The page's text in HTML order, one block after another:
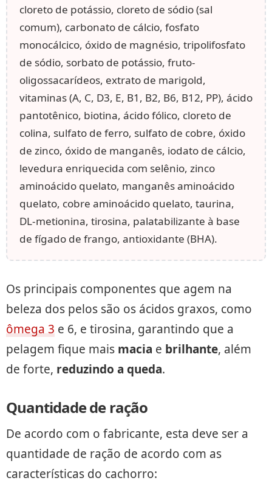
cloreto de potássio, cloreto de sódio (sal
comum), carbonato de cálcio, fosfato
monocálcico, óxido de magnésio, tripolifosfato
de sódio, sorbato de potássio, fruto-
oligossacarídeos, extrato de marigold,
vitaminas (A, C, D3, E, B1, B2, B6, B12, PP), ácido
pantotênico, biotina, ácido fólico, cloreto de
colina, sulfato de ferro, sulfato de cobre, óxido
de zinco, óxido de manganês, iodato de cálcio,
levedura enriquecida com selênio, zinco
aminoácido quelato, manganês aminoácido
quelato, cobre aminoácido quelato, taurina,
DL-metionina, tirosina, palatabilizante à base
de fígado de frango, antioxidante (BHA).
Os principais componentes que agem na
beleza dos pelos são os ácidos graxos, como
ômega 3 e 6, e tirosina, garantindo que a
pelagem fique mais macia e brilhante, além
de forte, reduzindo a queda.
Quantidade de ração
De acordo com o fabricante, esta deve ser a
quantidade de ração de acordo com as
características do cachorro: